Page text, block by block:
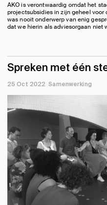
AKO is verontwaardig omdat het
projectsubsidies in zijn geheel
was nooit onderwerp van enig
dat we hierin als adviesorgaan niet
Spreken met één
25 Oct 2022 Samenwerking